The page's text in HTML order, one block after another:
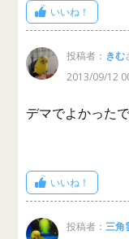
いいね！
投稿者： きむ
2013/09/12
デマでよかったで
いいね！
投稿者：三角